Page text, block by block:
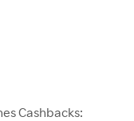
Cashbacks: